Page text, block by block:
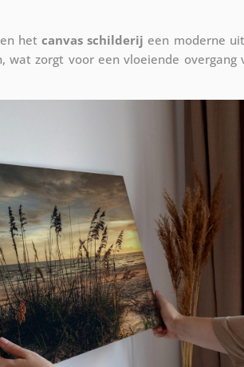
hetcanvas schilderij een moderne
wat zorgt voor een vloeiende